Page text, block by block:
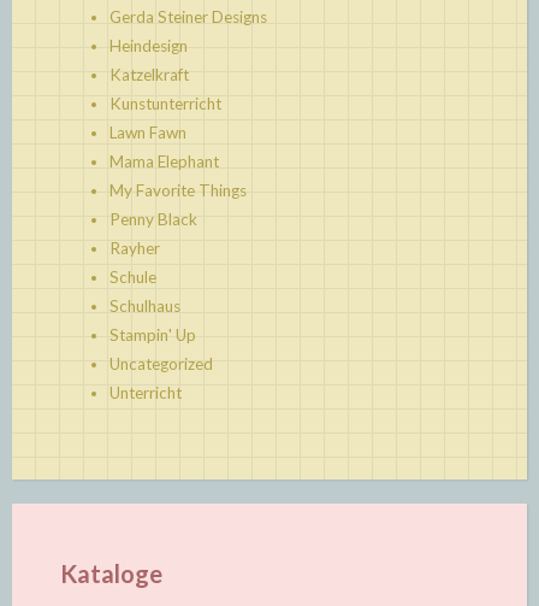
Gerda Steiner Designs
Heindesign
Katzelkraft
Kunstunterricht
Lawn Fawn
Mama Elephant
My Favorite Things
Penny Black
Rayher
Schule
Schulhaus
Stampin' Up
Uncategorized
Unterricht
Kataloge